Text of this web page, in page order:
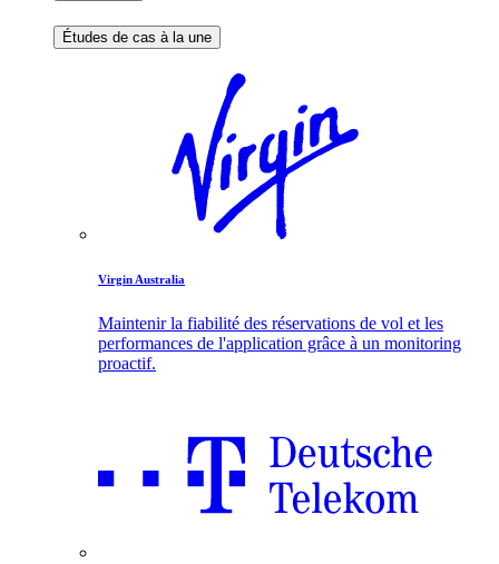
Études de cas à la une
Virgin Australia
Maintenir la fiabilité des réservations de vol et les
performances de l'application grâce à un monitoring
proactif.